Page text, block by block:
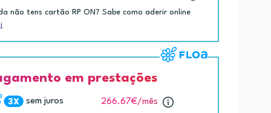
não tens cartão RP ON? Sabe como aderir online
em prestações
sem juros 266.67€/mês